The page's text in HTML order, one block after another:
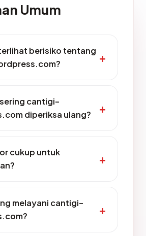
Umum
berisiko tentang
cantigi-
diperiksa ulang?
cukup untuk
melayani cantigi-